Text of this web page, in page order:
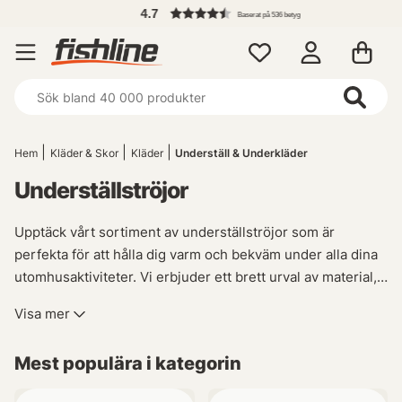
Baserat på 536 betyg
Hem Kläder & Skor Kläder Underställ & Underkläder
Underställströjor
Upptäck vårt sortiment av underställströjor som är
perfekta för att hålla dig varm och bekväm under alla dina
utomhusaktiviteter. Vi erbjuder ett brett urval av material,
miljöerna där du fiskar!
Våra ullunderställströjor är idealiska när temperaturen
Visa mer
Mest populära i kategorin